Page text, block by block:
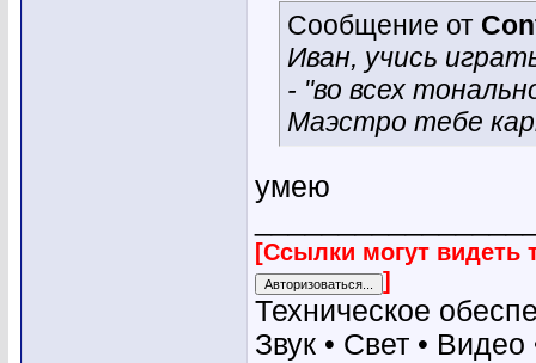
Сообщение от
Иван, учись
- "во всех
Маэстро тебе
умею
[Ссылки могут видеть
]
Техническое
Звук • Свет •